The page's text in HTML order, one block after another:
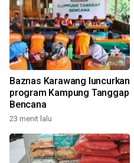
Baznas Karawang luncurkan
program Kampung Tanggap
Bencana
23 menit lalu